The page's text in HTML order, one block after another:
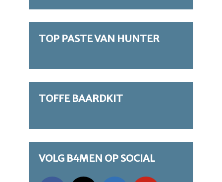
TOP PASTE VAN HUNTER
TOFFE BAARDKIT
VOLG B4MEN OP SOCIAL